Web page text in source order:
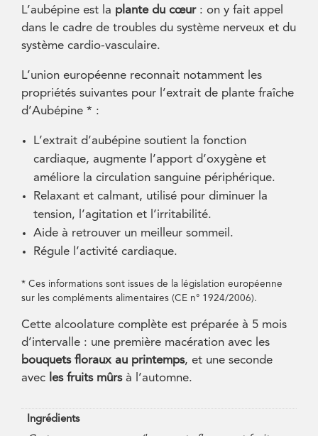
L’aubépine est la plante du cœur: on y fait appel
dans le cadre de troubles du système nerveux et du
système cardio-vasculaire.
L’union européenne reconnait notamment les
propriétés suivantes pour l’extrait de plante fraîche
d’Aubépine * :
L’extrait d’aubépine soutient la fonction
cardiaque, augmente l’apport d’oxygène et
améliore la circulation sanguine périphérique.
Relaxant et calmant, utilisé pour diminuer la
tension, l’agitation et l’irritabilité.
Aide à retrouver un meilleur sommeil.
Régule l’activité cardiaque.
* Ces informations sont issues de la législation européenne
sur les compléments alimentaires (CE n° 1924/2006).
Cette alcoolature complète est préparée à 5 mois
d’intervalle : une première macération avec les
bouquets floraux au printemps, et une seconde
avec les fruits mûrsà l’automne.
Ingrédients